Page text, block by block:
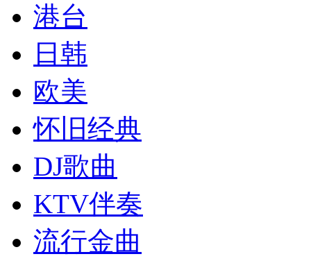
港台
日韩
欧美
怀旧经典
DJ歌曲
KTV伴奏
流行金曲